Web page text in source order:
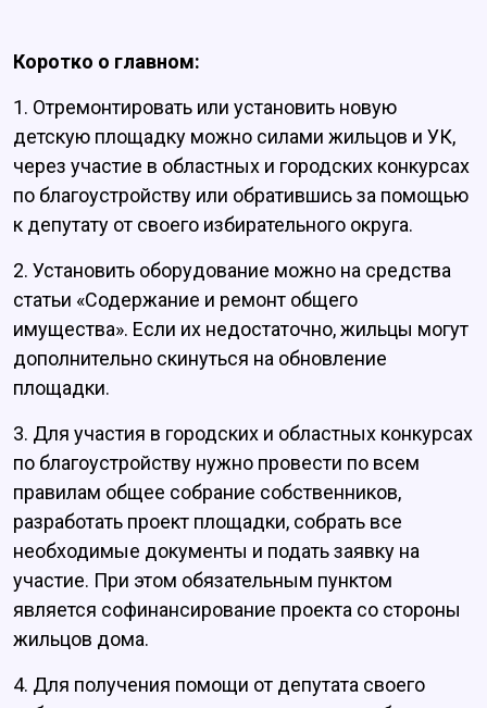
Коротко о главном:
1. Отремонтировать или установить новую
детскую площадку можно силами жильцов и УК,
через участие в областных и городских конкурсах
по благоустройству или обратившись за помощью
к депутату от своего избирательного округа.
2. Установить оборудование можно на средства
статьи «Содержание и ремонт общего
имущества». Если их недостаточно, жильцы могут
дополнительно скинуться на обновление
площадки.
3. Для участия в городских и областных конкурсах
по благоустройству нужно провести по всем
правилам общее собрание собственников,
разработать проект площадки, собрать все
необходимые документы и подать заявку на
участие. При этом обязательным пунктом
является софинансирование проекта со стороны
жильцов дома.
4. Для получения помощи от депутата своего